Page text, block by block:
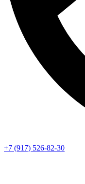
+7 (917) 526-82-30